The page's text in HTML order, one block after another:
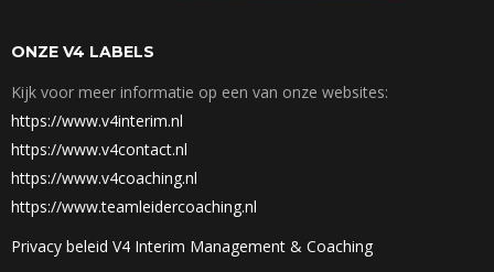
ONZE V4 LABELS
Kijk voor meer informatie op een van onze websites:
https://www.v4interim.nl
https://www.v4contact.nl
https://www.v4coaching.nl
https://www.teamleidercoaching.nl
Privacy beleid V4 Interim Management & Coaching